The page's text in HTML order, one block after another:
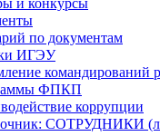
по документам
ИГЭУ
командирований
ФПКП
коррупции
СОТРУДНИКИ